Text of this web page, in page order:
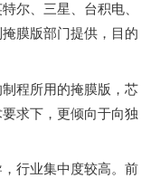
尔、三星、台积电、
膜版部门提供，目的
程所用的掩膜版，芯
求下，更倾向于向独
行业集中度较高。前